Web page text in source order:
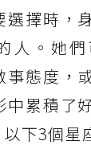
選擇時，
人。她
事態度，
中累積了
以下3個星